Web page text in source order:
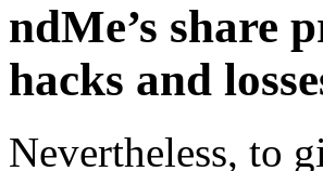
ndMe’s share
hacks and
Nevertheless, to